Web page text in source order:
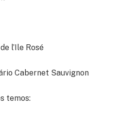
l’Ile Rosé
Cabernet Sauvignon
temos: